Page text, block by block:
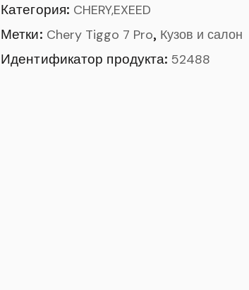
Категория: CHERY,EXEED
Метки: Chery Tiggo 7 Pro, Кузов и салон
Идентификатор продукта:52488